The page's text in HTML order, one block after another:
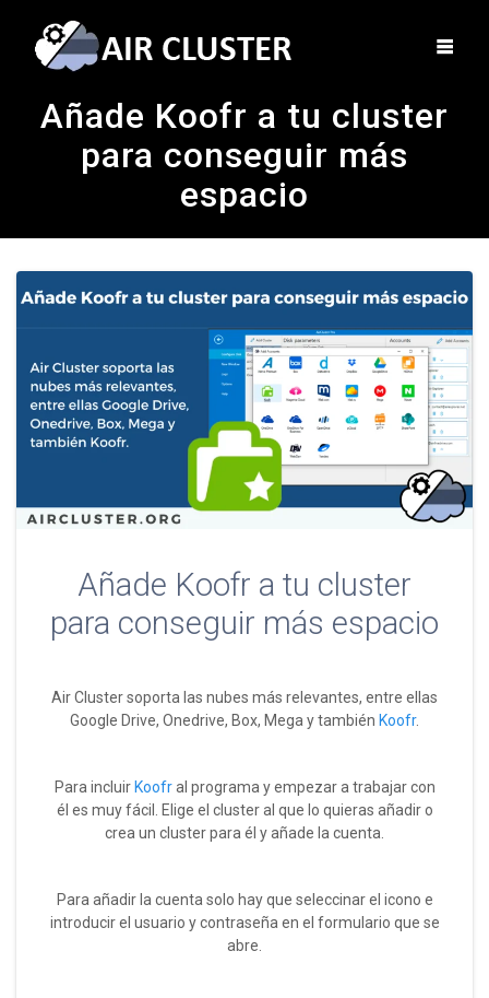
Añade Koofr a tu cluster
para conseguir más
espacio
Añade Koofr a tu cluster
para conseguir más espacio
Air Cluster soporta las nubes más relevantes, entre ellas
Google Drive, Onedrive, Box, Mega y también Koofr.
Para incluirKoofral programa y empezar a trabajar con
él es muy fácil. Elige el cluster al que lo quieras añadir o
crea un cluster para él y añade la cuenta.
Para añadir la cuenta solo hay que seleccinar el icono e
introducir el usuario y contraseña en el formulario que se
abre.